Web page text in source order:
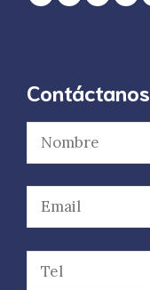
Contáctanos